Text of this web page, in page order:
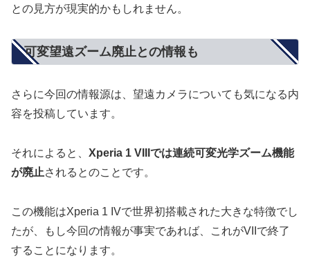
との見方が現実的かもしれません。
可変望遠ズーム廃止との情報も
さらに今回の情報源は、望遠カメラについても気になる内
容を投稿しています。
それによると、 Xperia 1 VIIIでは連続可変光学ズーム機能
が廃止されるとのことです。
この機能はXperia 1 IVで世界初搭載された大きな特徴でし
たが、もし今回の情報が事実であれば、これがVIIで終了
することになります。